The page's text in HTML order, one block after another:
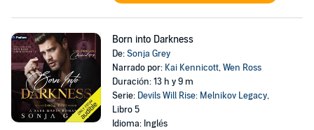
Born into Darkness
De:Sonja Grey
Narrado por: Kai Kennicott,Wen Ross
Duración: 13 h y 9 m
Serie: Devils Will Rise: Melnikov Legacy,
Libro 5
Idioma: Inglés